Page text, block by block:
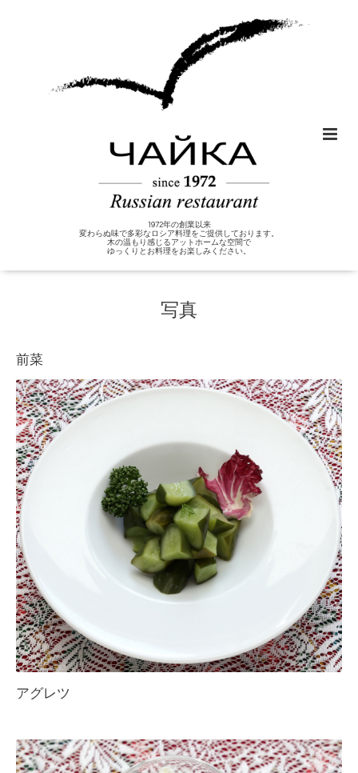
1972年の創業以来
変わらぬ味で多彩なロシア料理をご提供しております。
木の温もり感じるアットホームな空間で
ゆっくりとお料理をお楽しみください。
写真
前菜
アグレツ